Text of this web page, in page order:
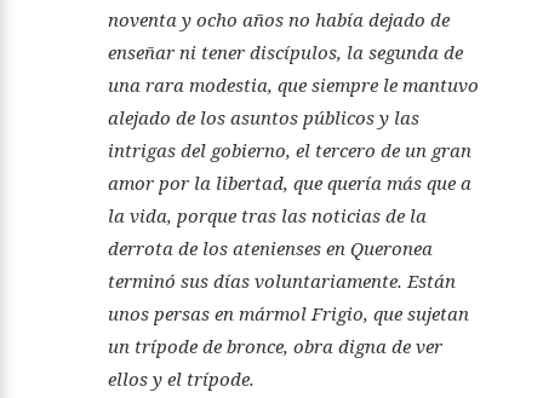
noventa y ocho años no había dejado de
enseñar ni tener discípulos, la segunda de
una rara modestia, que siempre le mantuvo
alejado de los asuntos públicos y las
intrigas del gobierno, el tercero de un gran
amor por la libertad, que quería más que a
la vida, porque tras las noticias de la
derrota de los atenienses en Queronea
terminó sus días voluntariamente. Están
unos persas en mármol Frigio, que sujetan
un trípode de bronce, obra digna de ver
ellos y el trípode.